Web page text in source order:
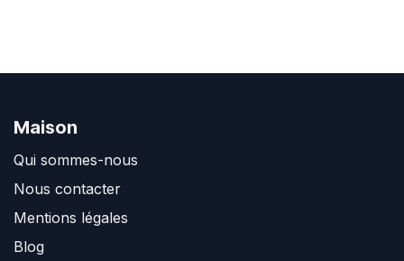
Maison
Qui sommes-nous
Nous contacter
Mentions légales
Blog